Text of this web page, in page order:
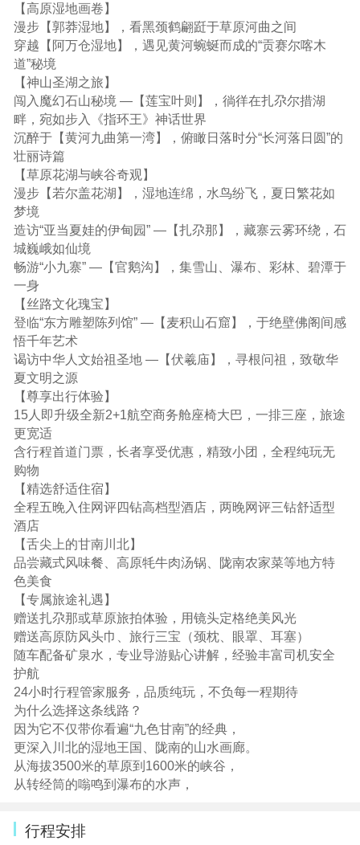
【高原湿地画卷】
漫步【郭莽湿地】，看黑颈鹤翩跹于草原河曲之间
穿越【阿万仓湿地】，遇见黄河蜿蜒而成的“贡赛尔喀木
道”秘境
【神山圣湖之旅】
闯入魔幻石山秘境 —【莲宝叶则】，徜徉在扎尕尔措湖
畔，宛如步入《指环王》神话世界
沉醉于【黄河九曲第一湾】，俯瞰日落时分“长河落日圆”的
壮丽诗篇
【草原花湖与峡谷奇观】
漫步【若尔盖花湖】，湿地连绵，水鸟纷飞，夏日繁花如
梦境
造访“亚当夏娃的伊甸园” —【扎尕那】，藏寨云雾环绕，石
城巍峨如仙境
畅游“小九寨” —【官鹅沟】，集雪山、瀑布、彩林、碧潭于
一身
【丝路文化瑰宝】
登临“东方雕塑陈列馆” —【麦积山石窟】，于绝壁佛阁间感
悟千年艺术
谒访中华人文始祖圣地 —【伏羲庙】，寻根问祖，致敬华
夏文明之源
【尊享出行体验】
15人即升级全新2+1航空商务舱座椅大巴，一排三座，旅途
更宽适
含行程首道门票，长者享受优惠，精致小团，全程纯玩无
购物
【精选舒适住宿】
全程五晚入住网评四钻高档型酒店，两晚网评三钻舒适型
酒店
【舌尖上的甘南川北】
品尝藏式风味餐、高原牦牛肉汤锅、陇南农家菜等地方特
色美食
【专属旅途礼遇】
赠送扎尕那或草原旅拍体验，用镜头定格绝美风光
赠送高原防风头巾、旅行三宝（颈枕、眼罩、耳塞）
随车配备矿泉水，专业导游贴心讲解，经验丰富司机安全
护航
24小时行程管家服务，品质纯玩，不负每一程期待
为什么选择这条线路？
因为它不仅带你看遍“九色甘南”的经典，
更深入川北的湿地王国、陇南的山水画廊。
从海拔3500米的草原到1600米的峡谷，
从转经筒的嗡鸣到瀑布的水声，
行程安排